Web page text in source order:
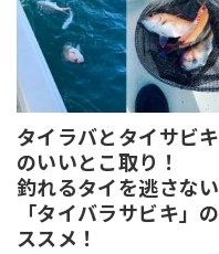
タイラバとタイサビキ
のいいとこ取り！
釣れるタイを逃さない
「タイバラサビキ」の
ススメ！